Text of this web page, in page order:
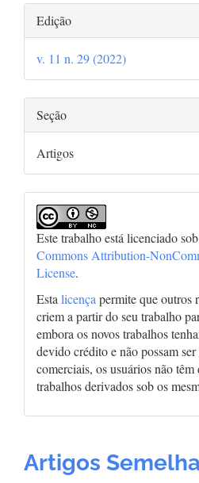
Detalhes
do
artigo
Edição
v. 11 n. 29 (2022)
Seção
Artigos
Este trabalho está licenciado
Commons Attribution-
License.
Estalicençapermite que outros
criem a partir do seu trabalho
embora os novos trabalhos
devido crédito e não possam
comerciais, os usuários não têm
trabalhos derivados sob os
Artigos